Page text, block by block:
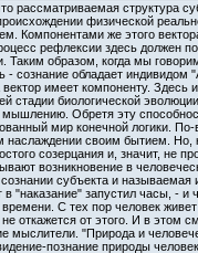
рассматриваемая структура
физической
Компонентами же этого
рефлексии здесь должен
Таким образом, когда мы
- сознание обладает индивидом
вектор имеет компоненту.
стадии биологической
Обретя эту
мир конечной логики. По-
наслаждении своим бытием. Но,
созерцания и, значит, не
возникновение в
субъекта и
в "наказание" запустил часы, -
С тех пор человек
не откажется от этого. И в этом
мыслители. "Природа и
познание природы